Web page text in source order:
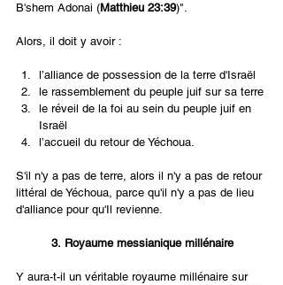
B'shem Adonai (Matthieu 23:39)".
Alors, il doit y avoir :
l’alliance de possession de la terre d'Israël
le rassemblement du peuple juif sur sa terre
le réveil de la foi au sein du peuple juif en
Israël
l’accueil du retour de Yéchoua.
S'il n'y a pas de terre, alors il n'y a pas de retour
littéral de Yéchoua, parce qu'il n'y a pas de lieu
d'alliance pour qu'Il revienne.
3. Royaume messianique millénaire
Y aura-t-il un véritable royaume millénaire sur